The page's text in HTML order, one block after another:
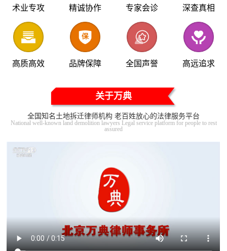
术业专攻 精诚协作 专家会诊 深查真相
高质高效 品牌保障 全国声誉 高远追求
关于万典
全国知名土地拆迁律师机构 老百姓放心的法律服务平台
National well-known land demolition lawyers Legal service platform for people to rest
assured